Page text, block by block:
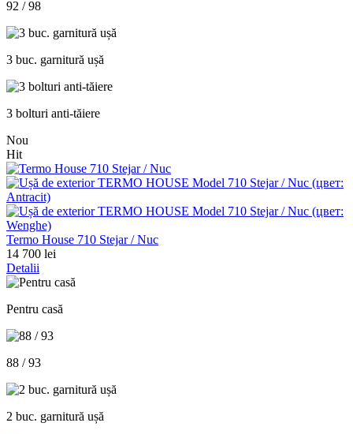
92 / 98
3 buc. garnitură ușă
3 bolturi anti-tăiere
Nou
Hit
Termo House 710 Stejar / Nuc
14 700 lei
Detalii
Pentru casă
88 / 93
2 buc. garnitură ușă